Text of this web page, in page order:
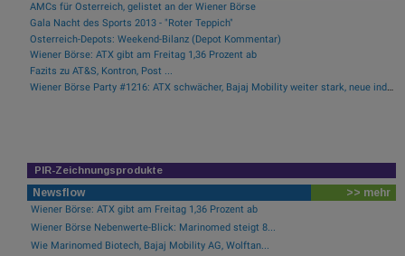
AMCs für Österreich, gelistet an der Wiener Börse
Gala Nacht des Sports 2013 - "Roter Teppich"
Österreich-Depots: Weekend-Bilanz (Depot Kommentar)
Wiener Börse: ATX gibt am Freitag 1,36 Prozent ab
Fazits zu AT&S, Kontron, Post ...
Wiener Börse Party #1216: ATX schwächer, Bajaj Mobility weiter stark, neue indische Freunde und Rajiv Bajaj mein Man of the Day
PIR-Zeichnungsprodukte
Newsflow >> mehr
Wiener Börse: ATX gibt am Freitag 1,36 Prozent ab
Wiener Börse Nebenwerte-Blick: Marinomed steigt 8...
Wie Marinomed Biotech, Bajaj Mobility AG, Wolftan...